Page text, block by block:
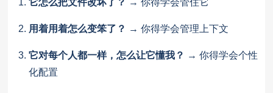
它怎么把文件改坏了？ → 你得学会管住它
用着用着怎么变笨了？ → 你得学会管理上下文
它对每个人都一样，怎么让它懂我？ → 你得学会个性
化配置